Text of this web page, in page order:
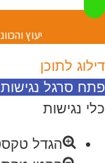
יעוץ
דילוג לתוכן
פתח סרגל נגישות
כלי נגישות
הגדל